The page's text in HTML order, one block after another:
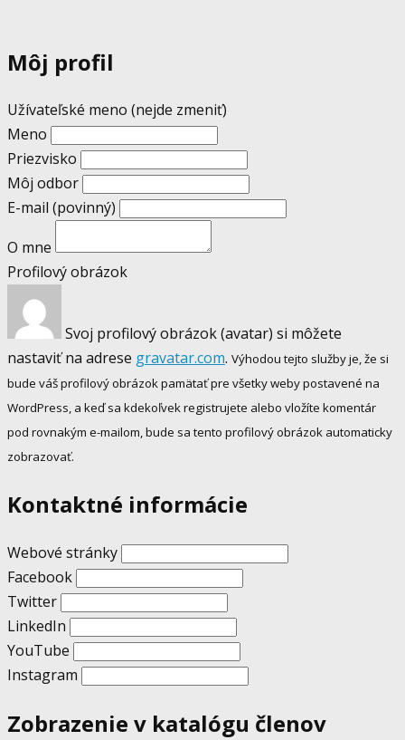
Môj profil
Užívateľské meno (nejde zmeniť)
Meno
Priezvisko
Môj odbor
E-mail (povinný)
O mne
Profilový obrázok
Svoj profilový obrázok (avatar) si môžete
nastaviť na adrese gravatar.com. Výhodou tejto služby je, že si
bude váš profilový obrázok pamätať pre všetky weby postavené na
WordPress, a keď sa kdekoľvek registrujete alebo vložíte komentár
pod rovnakým e-mailom, bude sa tento profilový obrázok automaticky
zobrazovať.
Kontaktné informácie
Webové stránky
Facebook
Twitter
LinkedIn
YouTube
Instagram
Zobrazenie v katalógu členov